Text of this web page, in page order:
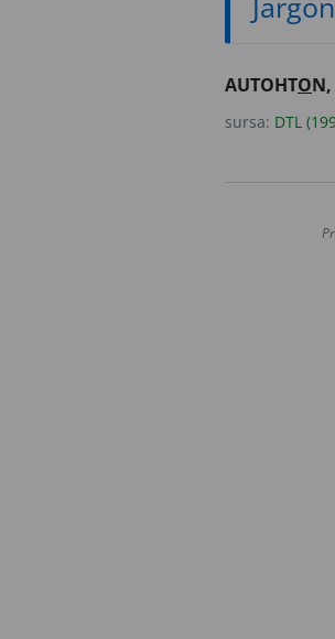
AUTOHTO
sursa: DTL